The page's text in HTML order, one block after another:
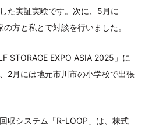
た実証実験です。次に、5月に
の方と私とで対談を行いました。
STORAGE EXPO ASIA 2025」に
2月には地元市川市の小学校で出張
収システム「R-LOOP」は、株式